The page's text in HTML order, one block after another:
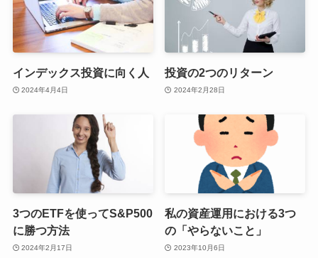
インデックス投資に向く人
2024年4月4日
投資の2つのリターン
2024年2月28日
3つのETFを使ってS&P500
に勝つ方法
2024年2月17日
私の資産運用における3つ
の「やらないこと」
2023年10月6日